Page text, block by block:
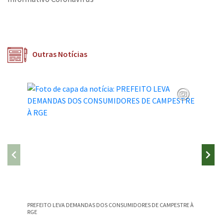
Outras Notícias
PREFEITO LEVA DEMANDAS DOS CONSUMIDORES DE CAMPESTRE À
RGE